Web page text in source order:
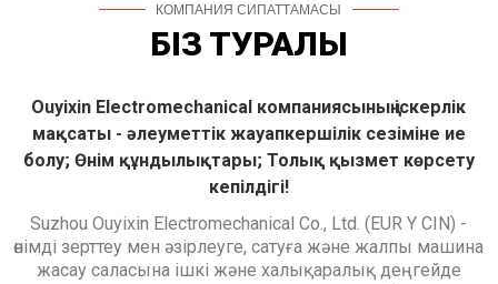
КОМПАНИЯ СИПАТТАМАСЫ
БІЗ ТУРАЛЫ
Ouyixin Electromechanical компаниясының іскерлік
мақсаты - әлеуметтік жауапкершілік сезіміне ие
болу; Өнім құндылықтары; Толық қызмет көрсету
кепілдігі!
Suzhou Ouyixin Electromechanical Co., Ltd. (EUR Y CIN) -
өнімді зерттеу мен әзірлеуге, сатуға және жалпы машина
жасау саласына ішкі және халықаралық деңгейде